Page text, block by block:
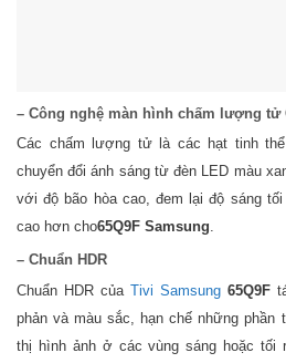
– Công nghệ màn hình chấm lượng tử
Các chấm lượng tử là các hạt tinh
chuyển đổi ánh sáng từ đèn LED màu
với độ bão hòa cao, đem lại độ sáng
cao hơn cho65Q9F Samsung.
– Chuẩn HDR
Chuẩn HDR của Tivi Samsung65Q9F
phản và màu sắc, hạn chế những
thị hình ảnh ở các vùng sáng hoặc